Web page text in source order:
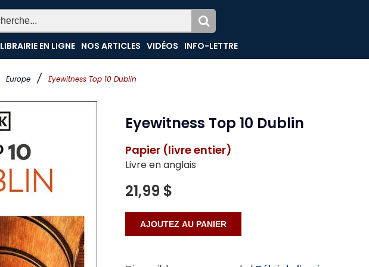
Europe / Eyewitness Top 10 Dublin
LIBRAIRIE EN LIGNE NOS ARTICLES VIDÉOS INFO-LETTRE
Eyewitness Top 10 Dublin
Papier (livre entier)
Livre en anglais
21,99 $